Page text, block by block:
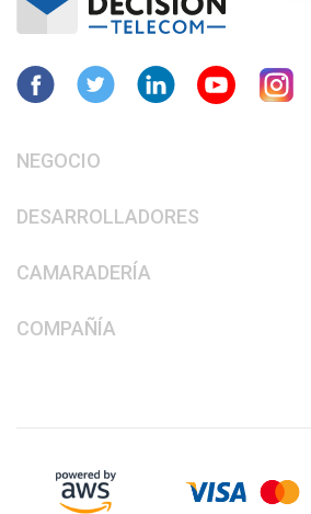
NEGOCIO
DESARROLLADORES
CAMARADERÍA
COMPAÑÍA